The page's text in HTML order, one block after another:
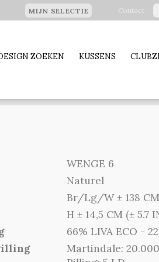
MIJN SELECTIE Contact
ZOEKEN KUSSENS
WENGE 6
Naturel
Br/Lg/W ± 138
H ± 14,5 CM (± 5.7
66% LIVA ECO -
Martindale: 20.000